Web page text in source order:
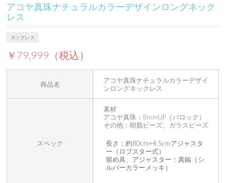
アコヤ真珠ナチュラルカラーデザインロングネック
レス
ネックレス
￥79,999（税込）
商品名
アコヤ真珠ナチュラルカラーデザイ
ンロングネックレス
スペック
素材
アコヤ真珠：8mmUP（バロック）
その他：樹脂ビーズ、ガラスビーズ
長さ：約80cm+4.5cmアジャスタ
ー（ロブスター式）
留め具、アジャスター：真鍮（シ
ルバーカラーメッキ）